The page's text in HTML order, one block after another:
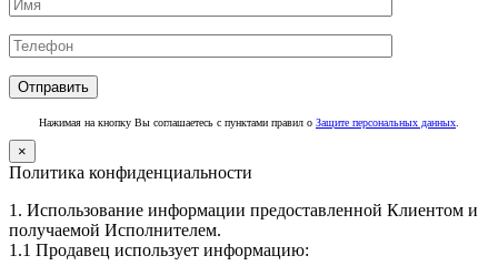
Нажимая на кнопку Вы соглашаетесь с пунктами правил о Защите персональных данных
×
Политика конфиденциальности
1. Использование информации предоставленной Клиентом и
получаемой Исполнителем.
1.1 Продавец использует информацию: